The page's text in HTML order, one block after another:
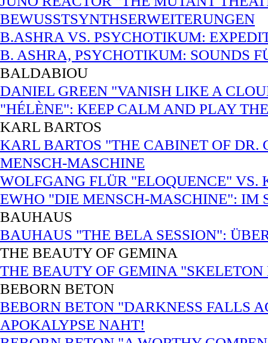
BEWUSSTSYNTHSERWEITERUNGEN
B.ASHRA VS. PSYCHOTIKUM:
B. ASHRA, PSYCHOTIKUM: SOUNDS
BALDABIOU
DANIEL GREEN "VANISH LIKE A
"HÉLÈNE": KEEP CALM AND PLAY
KARL BARTOS
KARL BARTOS "THE CABINET OF
MENSCH-MASCHINE
WOLFGANG FLÜR "ELOQUENCE" VS.
EWHO "DIE MENSCH-MASCHINE": IM
BAUHAUS
BAUHAUS "THE BELA SESSION":
THE BEAUTY OF GEMINA
THE BEAUTY OF GEMINA
BEBORN BETON
BEBORN BETON "DARKNESS FALLS
APOKALYPSE NAHT!